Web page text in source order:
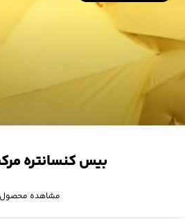
بیس کنسانتره
مشاهده محصول